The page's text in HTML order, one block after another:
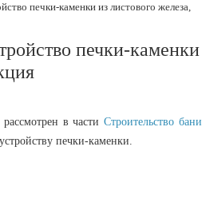
печки-каменки из листового железа,
печки-каменки
в части Строительство бани
печки-каменки.